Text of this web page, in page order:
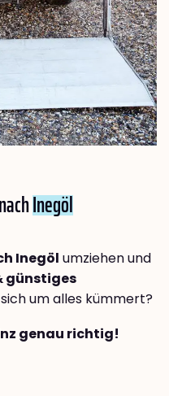
Inegöl
Inegöl umziehen und
günstiges
sich um alles kümmert?
genau richtig!